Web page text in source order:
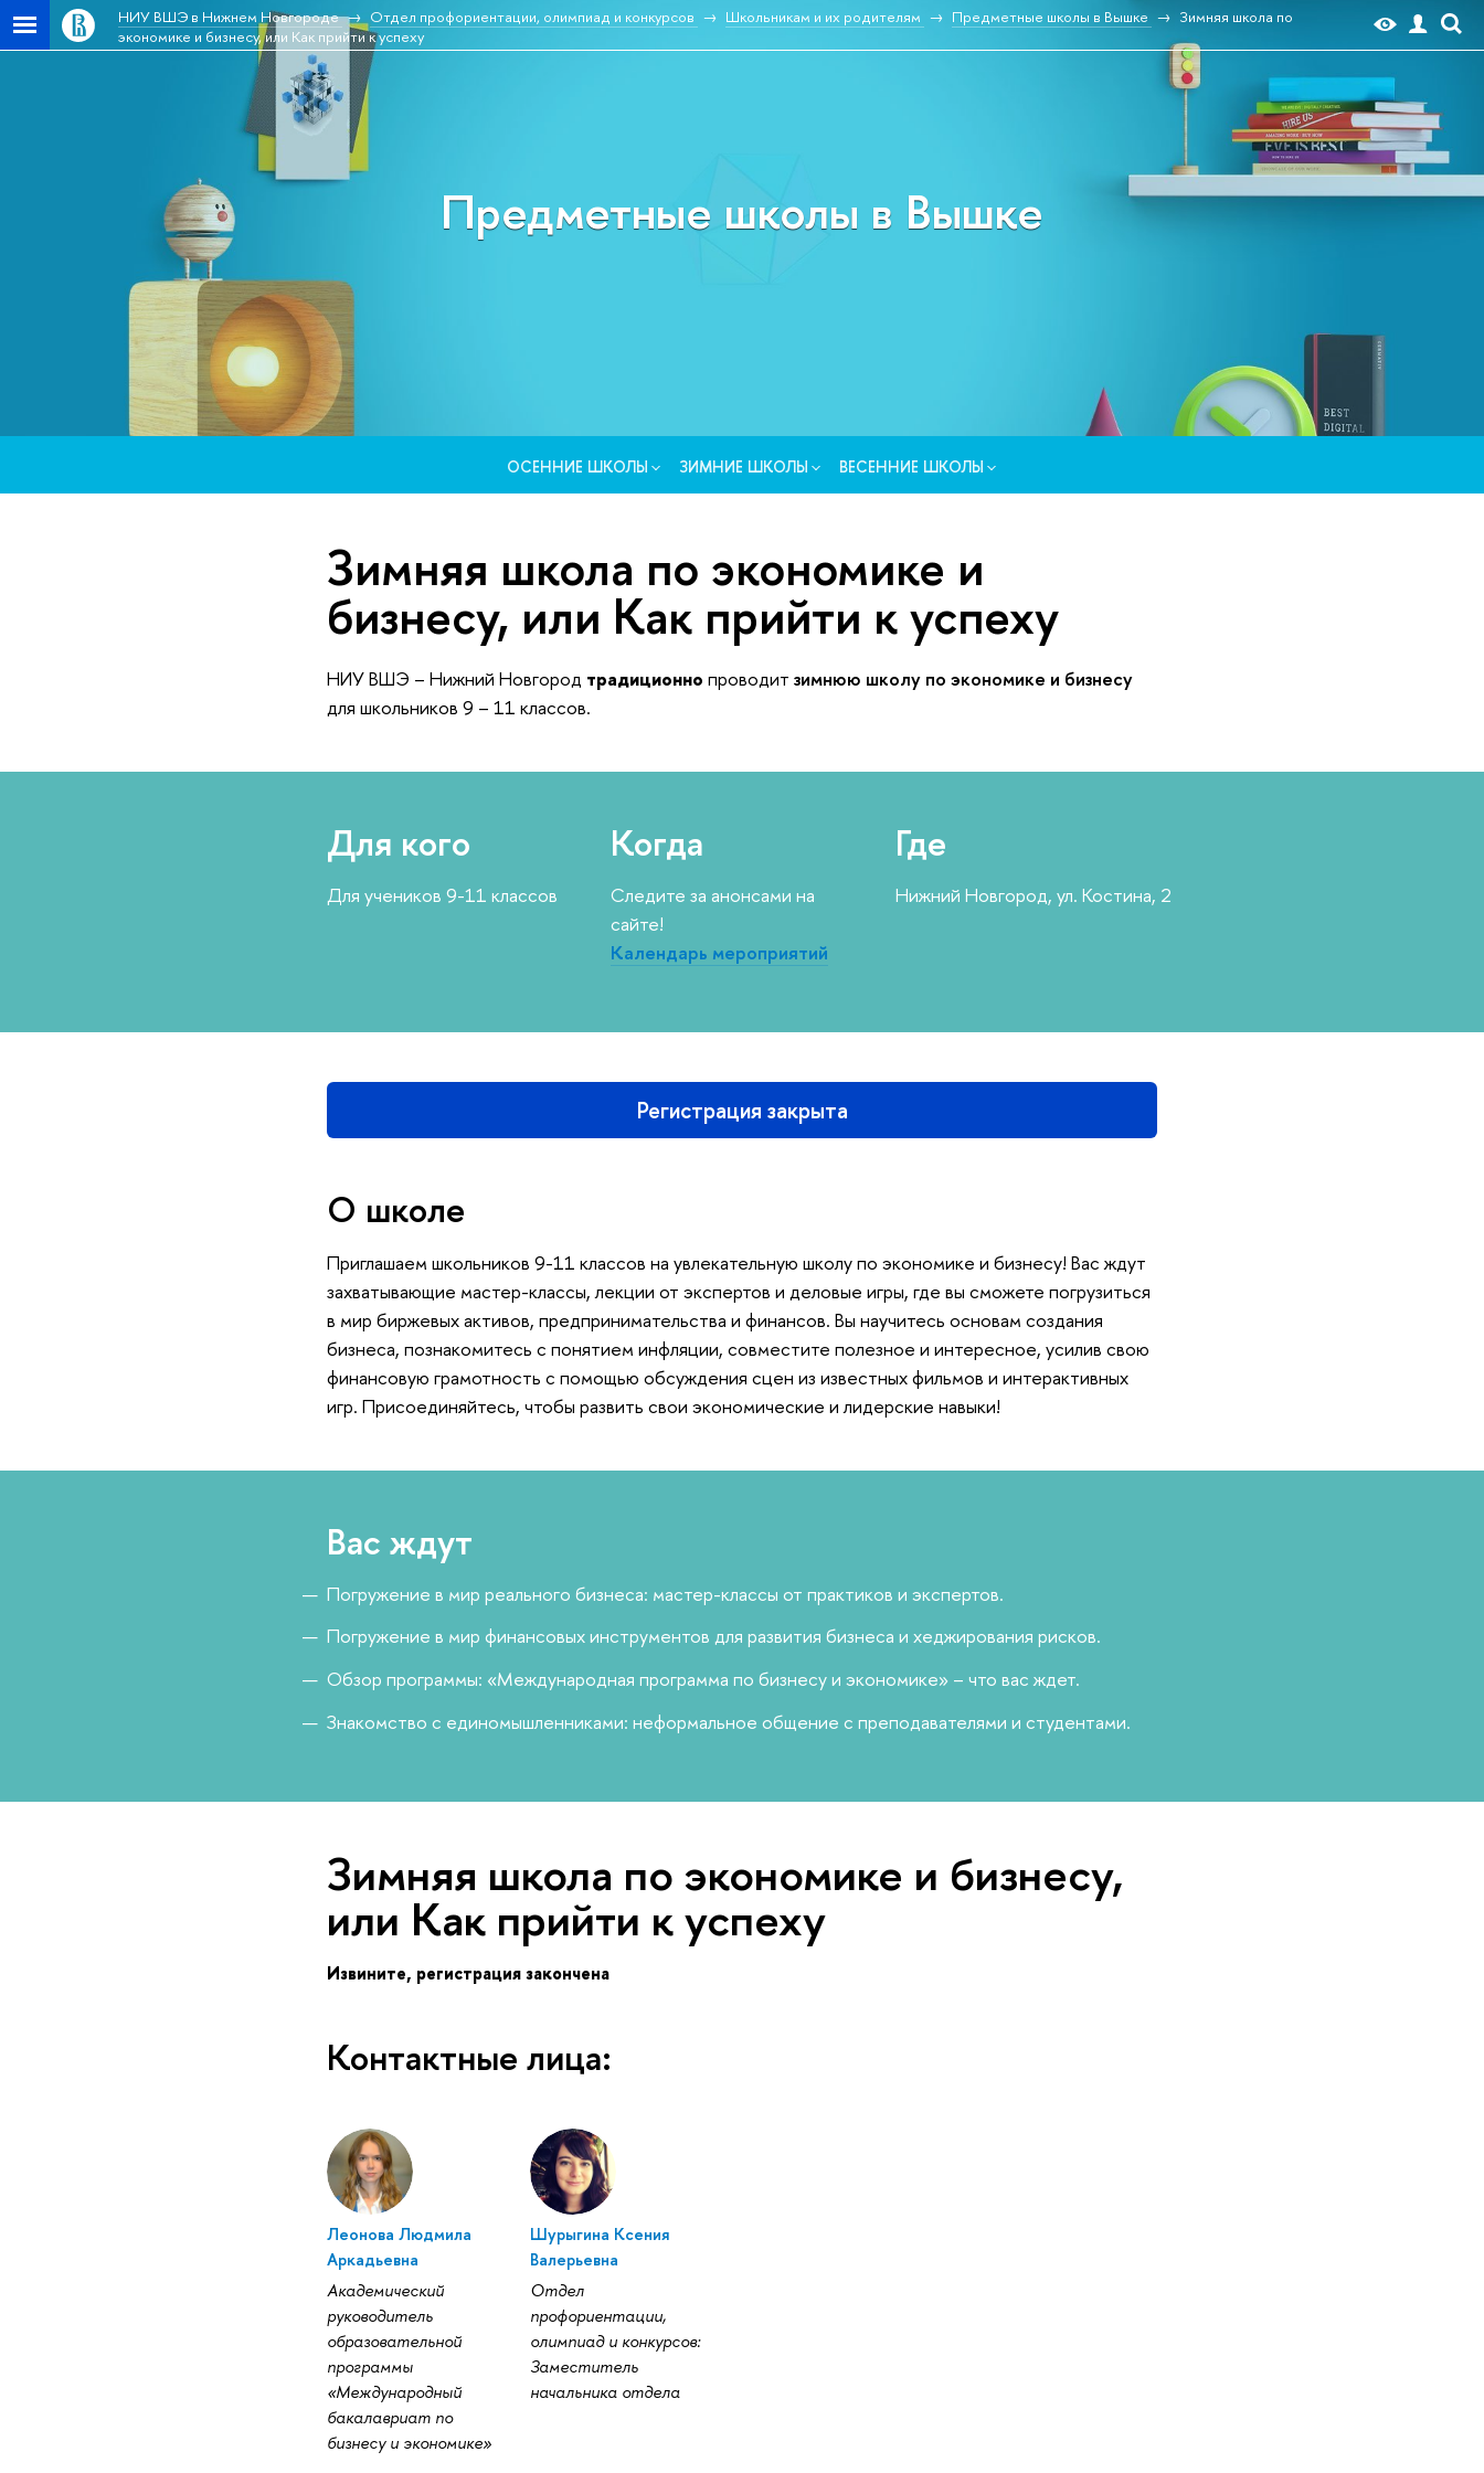
НИУ ВШЭ в Нижнем Новгороде Отдел профориентации, олимпиад и конкурсо Школьникам и их родителям Предметные школы в Вышке
Зимняя школа по
экономике и бизнесу, или Как прийти к успеху
Предметные школы в Вышке
ОСЕННИЕ ШКОЛЫ ЗИМНИЕ ШКОЛЫ ЕСЕННИЕ ШКОЛЫ
Зимняя школа по экономике и
изнесу, или Как прийти к успеху
НИУ ВШЭ – Нижний Новгород традиционно проводит зимнюю школу по экономике и бизнесу
для школьников 9 – 11 классов.
Для кого
Для учеников 9-11 классо
Когда
Следите за анонсами на
сайте!
Календарь мероприятий
Где
Нижний Новгород, ул. Костина, 2
Регистрация закрыта
О школе
Приглашаем школьников 9-11 классов на увлекательную школу по экономике и бизнесу! Вас ждут
захватывающие мастер-классы, лекции от экспертов и деловые игры, где вы сможете погрузиться
мир биржевых активов, предпринимательства и финансов. Вы научитесь основам создания
изнеса, познакомитесь с понятием инфляции, совместите полезное и интересное, усилив свою
финансовую грамотность с помощью обсуждения сцен из известных фильмов и интерактивных
игр. Присоединяйтесь, чтобы развить свои экономические и лидерские навыки!
ас ждут
Погружение в мир реального бизнеса: мастер-классы от практиков и экспертов.
Погружение в мир финансовых инструментов для развития бизнеса и хеджирования рисков.
Обзор программы: «Международная программа по бизнесу и экономике» – что вас ждет.
Знакомство с единомышленниками: неформальное общение с преподавателями и студентами.
Зимняя школа по экономике и бизнесу,
или Как прийти к успеху
Извините, регистрация закончена
Контактные лица:
Леонова Людмила
Аркадьевна
Академический
руководитель
образовательной
программы
«Международный
акалавриат по
изнесу и экономике»
Шурыгина Ксения
алерьевна
Отдел
профориентации,
олимпиад и конкурсов:
Заместитель
начальника отдела